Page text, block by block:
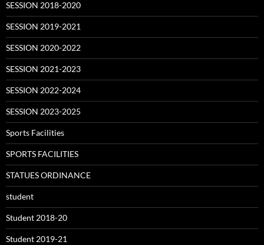
SESSION 2018-2020
SESSION 2019-2021
SESSION 2020-2022
SESSION 2021-2023
SESSION 2022-2024
SESSION 2023-2025
Sports Facilities
SPORTS FACILITIES
STATUES ORDINANCE
student
Student 2018-20
Student 2019-21